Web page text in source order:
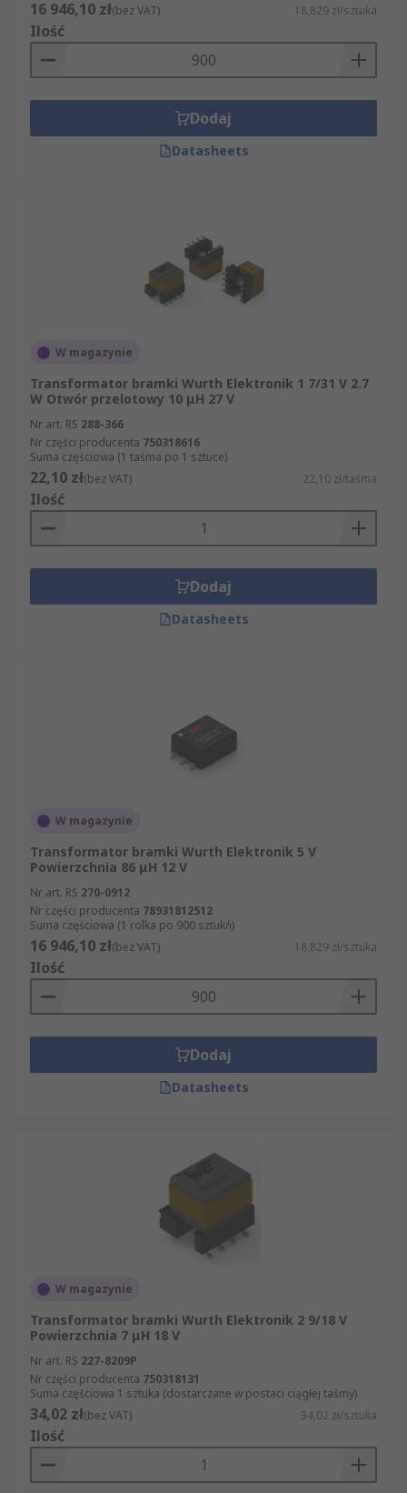
16 946,10 zł(bez VAT) 18,829 zł/sztuka
Ilość
Dodaj
Datasheets
W magazynie
Transformator bramki Wurth Elektronik 1 7/31 V 2.7
W Otwór przelotowy 10 μH 27 V
Nr art. RS 288-366
Nr części producenta 750318616
Suma częściowa (1 taśma po 1 sztuce)
22,10 zł(bez VAT) 22,10 zł/taśma
Ilość
Dodaj
Datasheets
W magazynie
Transformator bramki Wurth Elektronik 5 V
Powierzchnia 86 μH 12 V
Nr art. RS 270-0912
Nr części producenta 78931812512
Suma częściowa (1 rolka po 900 sztuk/i)
16 946,10 zł(bez VAT) 18,829 zł/sztuka
Ilość
Dodaj
Datasheets
W magazynie
Transformator bramki Wurth Elektronik 2 9/18 V
Powierzchnia 7 μH 18 V
Nr art. RS 227-8209P
Nr części producenta 750318131
Suma częściowa 1 sztuka (dostarczane w postaci ciągłej taśmy)
34,02 zł(bez VAT) 34,02 zł/sztuka
Ilość